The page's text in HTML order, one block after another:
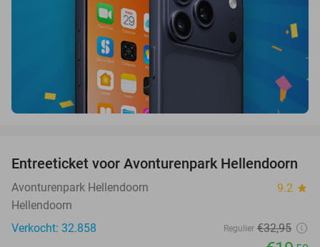
41%
Entreeticket voor Avonturenpark Hellendoorn
Avonturenpark Hellendoorn 9.2 star
Hellendoorn
Verkocht: 32.858
Regulier €32,95